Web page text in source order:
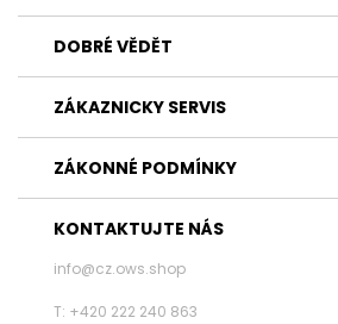
DOBRÉ VĚDĚT
ZÁKAZNICKY SERVIS
ZÁKONNÉ PODMÍNKY
KONTAKTUJTE NÁS
info@cz.ows.shop
T: +420 222 240 863